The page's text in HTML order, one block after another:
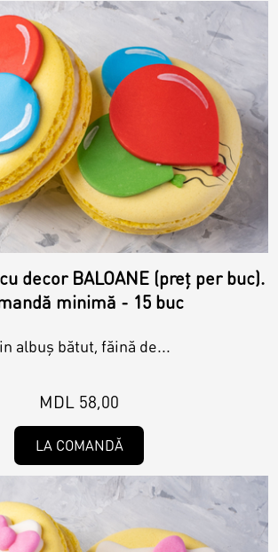
decor BALOANE (preț per buc).
minimă - 15 buc
albuș bătut, făină de...
MDL 58,00
LA COMANDĂ